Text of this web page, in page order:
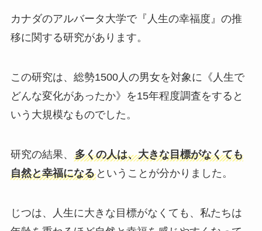
カナダのアルバータ大学で『人生の幸福度』の推
移に関する研究があります。
この研究は、総勢1500人の男女を対象に《人生で
どんな変化があったか》を15年程度調査をすると
いう大規模なものでした。
研究の結果、 多くの人は、大きな目標がなくても
自然と幸福になるということが分かりました。
じつは、人生に大きな目標がなくても、私たちは